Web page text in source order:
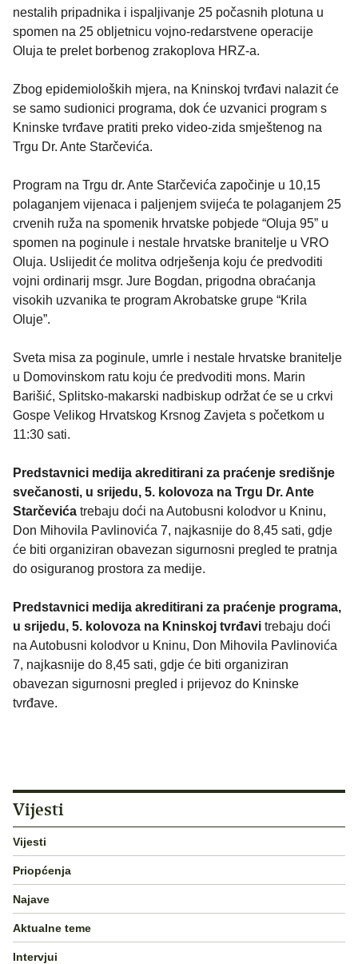
nestalih pripadnika i ispaljivanje 25 počasnih plotuna u
spomen na 25 obljetnicu vojno-redarstvene operacije
Oluja te prelet borbenog zrakoplova HRZ-a.
Zbog epidemioloških mjera, na Kninskoj tvrđavi nalazit će
se samo sudionici programa, dok će uzvanici program s
Kninske tvrđave pratiti preko video-zida smještenog na
Trgu Dr. Ante Starčevića.
Program na Trgu dr. Ante Starčevića započinje u 10,15
polaganjem vijenaca i paljenjem svijeća te polaganjem 25
crvenih ruža na spomenik hrvatske pobjede “Oluja 95” u
spomen na poginule i nestale hrvatske branitelje u VRO
Oluja. Uslijedit će molitva odrješenja koju će predvoditi
vojni ordinarij msgr. Jure Bogdan, prigodna obraćanja
visokih uzvanika te program Akrobatske grupe “Krila
Oluje”.
Sveta misa za poginule, umrle i nestale hrvatske branitelje
u Domovinskom ratu koju će predvoditi mons. Marin
Barišić, Splitsko-makarski nadbiskup održat će se u crkvi
Gospe Velikog Hrvatskog Krsnog Zavjeta s početkom u
11:30 sati.
Predstavnici medija akreditirani za praćenje središnje
svečanosti, u srijedu, 5. kolovoza na Trgu Dr. Ante
Starčevića trebaju doći na Autobusni kolodvor u Kninu,
Don Mihovila Pavlinovića 7, najkasnije do 8,45 sati, gdje
će biti organiziran obavezan sigurnosni pregled te pratnja
do osiguranog prostora za medije.
Predstavnici medija akreditirani za praćenje programa,
u srijedu, 5. kolovoza na Kninskoj tvrđavi trebaju doći
na Autobusni kolodvor u Kninu, Don Mihovila Pavlinovića
7, najkasnije do 8,45 sati, gdje će biti organiziran
obavezan sigurnosni pregled i prijevoz do Kninske
tvrđave.
Vijesti
Vijesti
Priopćenja
Najave
Aktualne teme
Intervjui